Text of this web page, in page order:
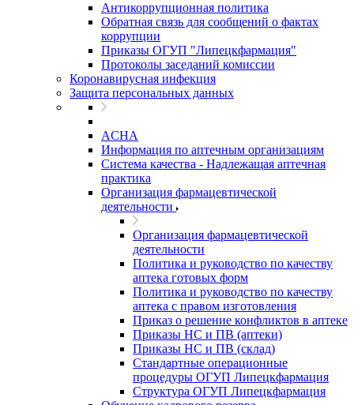
Антикоррупционная политика
Обратная связь для сообщений о фактах
коррупции
Приказы ОГУП "Липецкфармация"
Протоколы заседаний комиссии
Коронавирусная инфекция
Защита персональных данных
ACHA
Информация по аптечным организациям
Система качества - Надлежащая аптечная
практика
Организация фармацевтической
деятельности
Организация фармацевтической
деятельности
Политика и руководство по качеству
аптека готовых форм
Политика и руководство по качеству
аптека с правом изготовления
Приказ о решение конфликтов в аптеке
Приказы НС и ПВ (аптеки)
Приказы НС и ПВ (склад)
Стандартные операционные
процедуры ОГУП Липецкфармация
Структура ОГУП Липецкфармация